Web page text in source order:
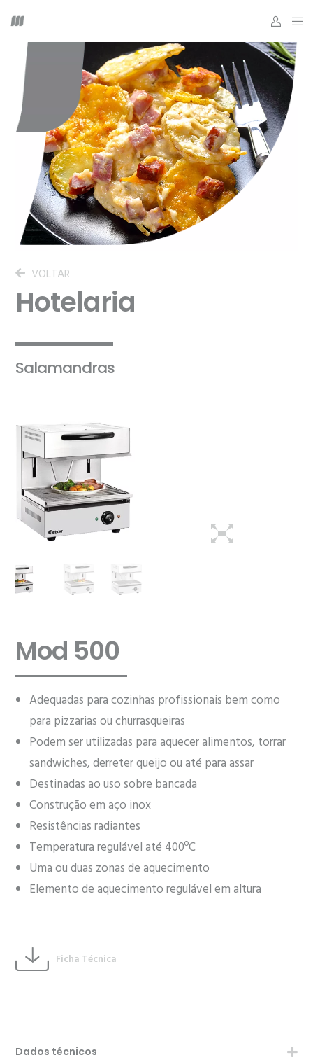
VOLTAR
Hotelaria
Salamandras
Mod 500
Adequadas para cozinhas profissionais bem como
para pizzarias ou churrasqueiras
Podem ser utilizadas para aquecer alimentos, torrar
sandwiches, derreter queijo ou até para assar
Destinadas ao uso sobre bancada
Construção em aço inox
Resistências radiantes
Temperatura regulável até 400ºC
Uma ou duas zonas de aquecimento
Elemento de aquecimento regulável em altura
Ficha Técnica
Dados técnicos